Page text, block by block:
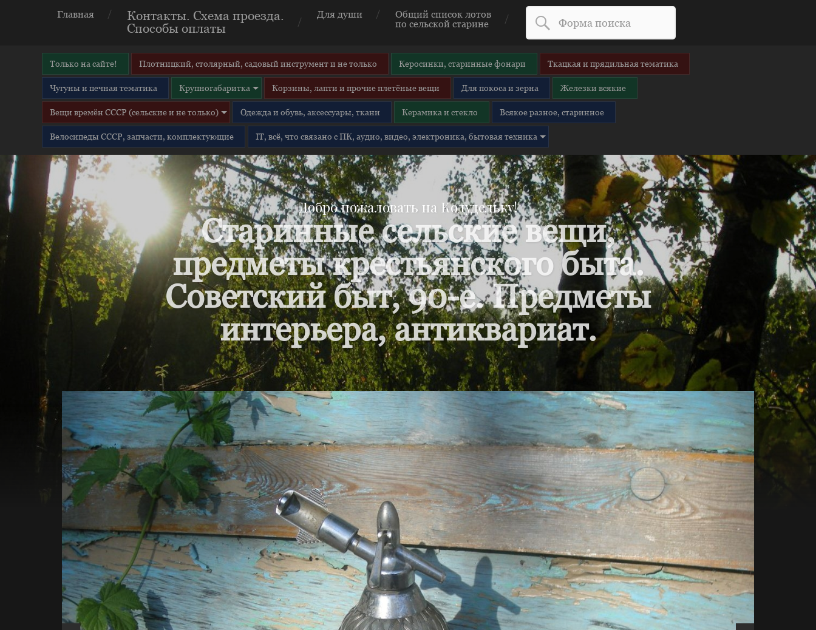
Главная
Контакты. Схема проезда.
Способы оплаты
Для души
Общий список лотов
по сельской старине
Только на сайте! Плотницкий, столярный, садовый инструмент и не только Керосинки, старинные фонари Ткацкая и прядильная тематика
Чугуны и печная тематика Крупногабаритка Корзины, лапти и прочие плетёные вещи Для покоса и зерна Железки всякие
Вещи времён СССР (сельские и не только) Одежда и обувь, аксессуары, ткани Керамика и стекло Всякое разное, старинное
Велосипеды СССР, запчасти, комплектующие IT, всё, что связано с ПК, аудио, видео, электроника, бытовая техника
Добро пожаловать на Кодудельку!
Старинные сельские вещи,
предметы крестьянского быта.
Советский быт, 90-е. Предметы
интерьера, антиквариат.